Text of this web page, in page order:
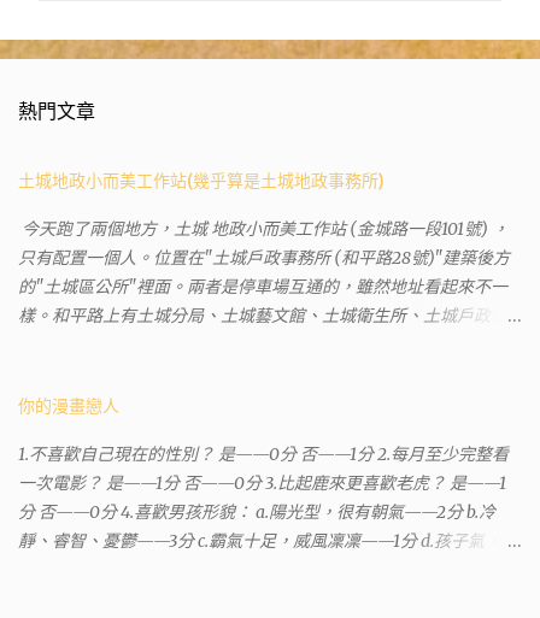
熱門文章
土城地政小而美工作站(幾乎算是土城地政事務所)
今天跑了兩個地方，土城 地政小而美工作站 (金城路一段101號) ，
只有配置一個人。位置在"土城戶政事務所 (和平路28號)"建築後方
的"土城區公所"裡面。兩者是停車場互通的，雖然地址看起來不一
樣。和平路上有土城分局、土城藝文館、土城衛生所、土城戶政事
沒有正式的地政事務所，只有地政小而美工作站 ，也已經能處理大
到以後還真嚇了一跳，這一看就有問題。要是我拿著那不被承認、
有問題的幽靈合約恐怕還調不到資源。但我不知道審判時法官會不
會去調閱這些資料。因為沒把握每個法官或檢察官都公正細心，在
案牘勞形中，會願意為了這種小人物受害案件去挖出更大的黑幕。
你的漫畫戀人
1.不喜歡自己現在的性別？ 是——0分 否——1分 2.每月至少完整看
一次電影？ 是——1分 否——0分 3.比起鹿來更喜歡老虎？ 是——1
分 否——0分 4.喜歡男孩形貌： a.陽光型，很有朝氣——2分 b.冷
靜、睿智、憂鬱——3分 c.霸氣十足，威風凜凜——1分 d.孩子氣，十